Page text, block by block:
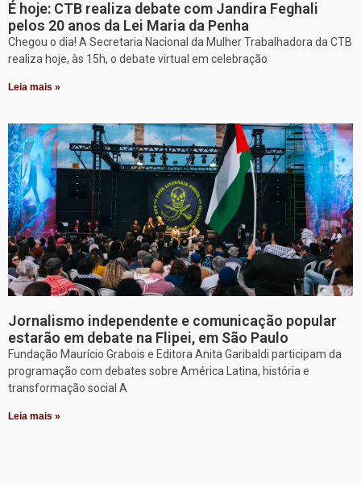
É hoje: CTB realiza debate com Jandira Feghali
pelos 20 anos da Lei Maria da Penha
Chegou o dia! A Secretaria Nacional da Mulher Trabalhadora da CTB
realiza hoje, às 15h, o debate virtual em celebração
Leia mais »
Jornalismo independente e comunicação popular
estarão em debate na Flipei, em São Paulo
Fundação Maurício Grabois e Editora Anita Garibaldi participam da
programação com debates sobre América Latina, história e
transformação social A
Leia mais »